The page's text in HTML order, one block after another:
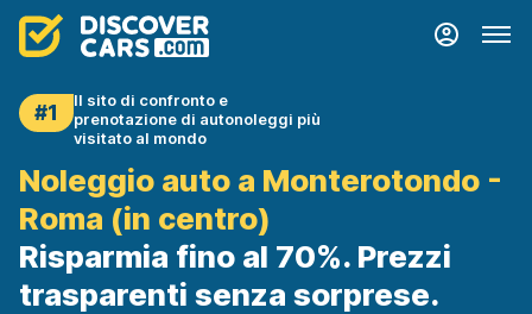
#1
Il sito di confronto e
prenotazione di autonoleggi più
visitato al mondo
Noleggio auto a Monterotondo -
Roma (in centro)
Risparmia fino al 70%. Prezzi
trasparenti senza sorprese.